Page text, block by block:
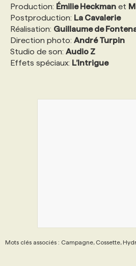
Production: Émilie Heckman et
Postproduction: La Cavalerie
Réalisation: Guillaume de
Direction photo: André Turpin
Studio de son: Audio Z
Effets spéciaux: L’Intrigue
Mots clés associés : Campagne, Cossette,